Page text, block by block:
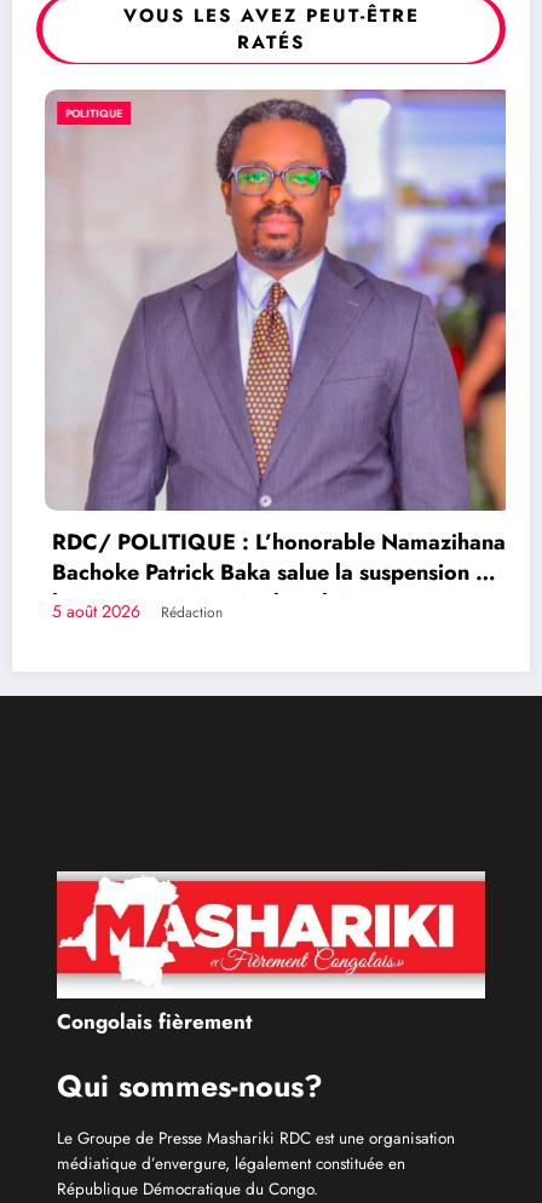
VOUS LES AVEZ PEUT-ÊTRE
RATÉS
POLITIQUE
RDC/ POLITIQUE : L’honorable Namazihana
Bachoke Patrick Baka salue la suspension de
l’arrêté interministériel sur l’économie
5 août 2026 Rédaction
Congolais fièrement
Qui sommes-nous?
Le Groupe de Presse Mashariki RDC est une organisation
médiatique d’envergure, légalement constituée en
République Démocratique du Congo.